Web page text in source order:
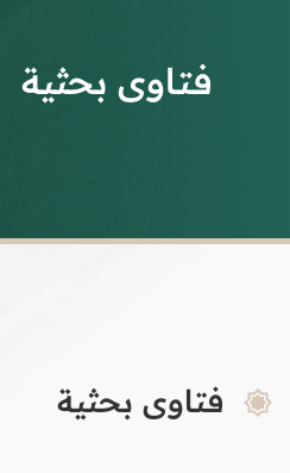
فتاوى بحثية
فتاوى بحثية